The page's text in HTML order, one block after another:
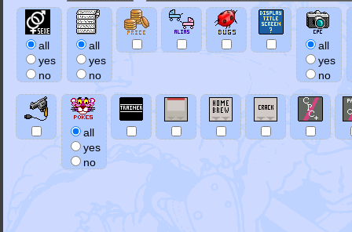
all
yes
no
all
yes
no
all
yes
no
all
yes
no